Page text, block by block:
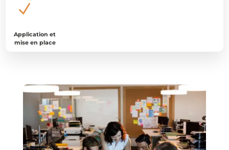
N
Application et
mise en place